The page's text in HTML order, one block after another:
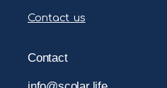
Contact us
Contact